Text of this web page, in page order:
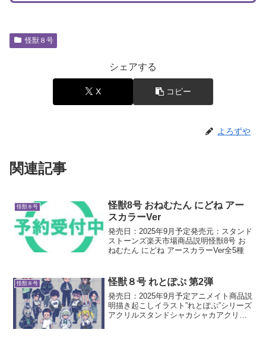
怪獣８号
シェアする
X コピー
よろずや
関連記事
怪獣８号
怪獣8号 おねむたん にどね アー
スカラーVer
発売日：2025年9月予定発売元：スタンド
ストーンズ楽天市場商品説明怪獣8号 お
ねむたん にどね アースカラーVer全5種
怪獣８号 怪獣８号 れとぽぷ 第2弾
発売日：2025年9月予定アニメイト商品説
明描き起こしイラスト”れとぽぷ”シリーズ
アクリルスタンドシャカシャカアクリル